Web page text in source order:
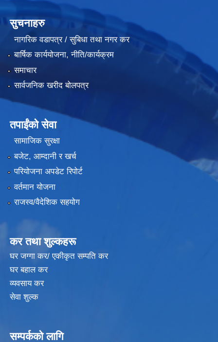
सुचनाहरु
नागरिक वडापत्र / सुबिधा तथा नगर कर
बार्षिक कार्ययोजना, नीति/कार्यक्रम
समाचार
सार्वजनिक खरीद बोलपत्र
तपाईंको सेवा
सामाजिक सुरक्षा
बजेट, आम्दानी र खर्च
परियोजना अपडेट रिपोर्ट
वर्तमान योजना
राजस्व/वैदेशिक सहयोग
कर तथा शुल्कहरू
घर जग्गा कर/ एकीकृत सम्पति कर
घर बहाल कर
व्यवसाय कर
सेवा शुल्क
सम्पर्कको लागि